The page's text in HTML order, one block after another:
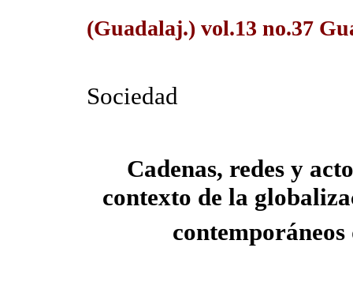
(Guadalaj.) vol.13 no.37
Sociedad
Cadenas, redes y
contexto de la